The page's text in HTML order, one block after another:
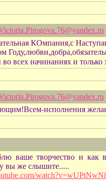
КОмпания,с
всех начинаниях и
исполнения
ваше творчество и как
вы же слышите.....